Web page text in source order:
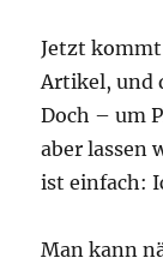
Jetzt
Artikel, und
Doch – um
aber lassen
ist einfach:
Man kann